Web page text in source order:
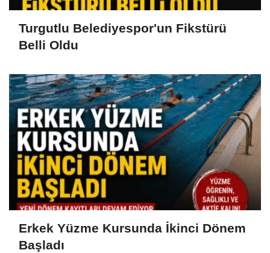
Turgutlu Belediyespor'un Fikstürü
Belli Oldu
Erkek Yüzme Kursunda İkinci Dönem
Başladı